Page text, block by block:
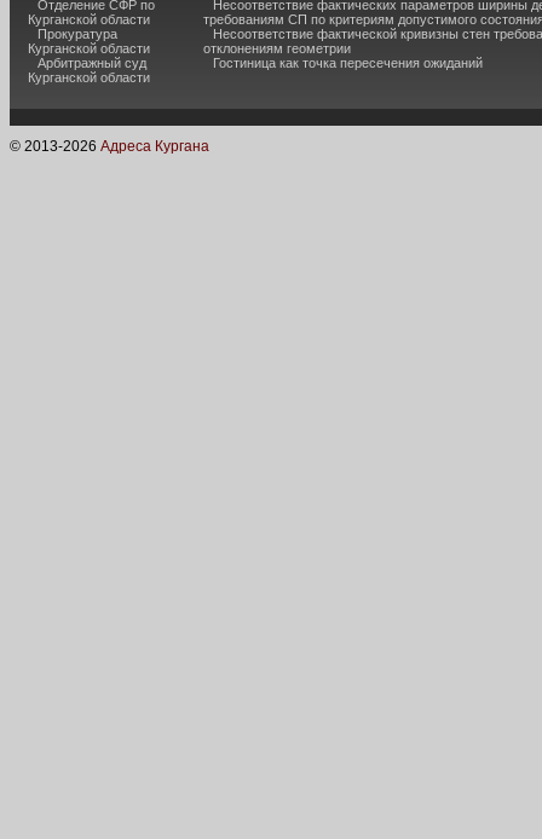
Отделение СФР по
Курганской области
Прокуратура
Курганской области
Арбитражный суд
Курганской области
Несоответствие фактических параметров ширины
требованиям СП по критериям допустимого
Несоответствие фактической кривизны стен
отклонениям геометрии
Гостиница как точка пересечения ожиданий
© 2013-2026 Адреса Кургана